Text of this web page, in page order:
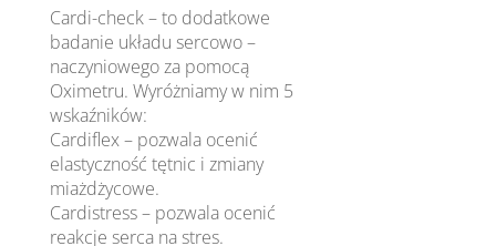
Cardi-check – to dodatkowe
badanie układu sercowo –
naczyniowego za pomocą
Oximetru. Wyróżniamy w nim 5
wskaźników:
Cardiflex – pozwala ocenić
elastyczność tętnic i zmiany
miażdżycowe.
Cardistress – pozwala ocenić
reakcje serca na stres.